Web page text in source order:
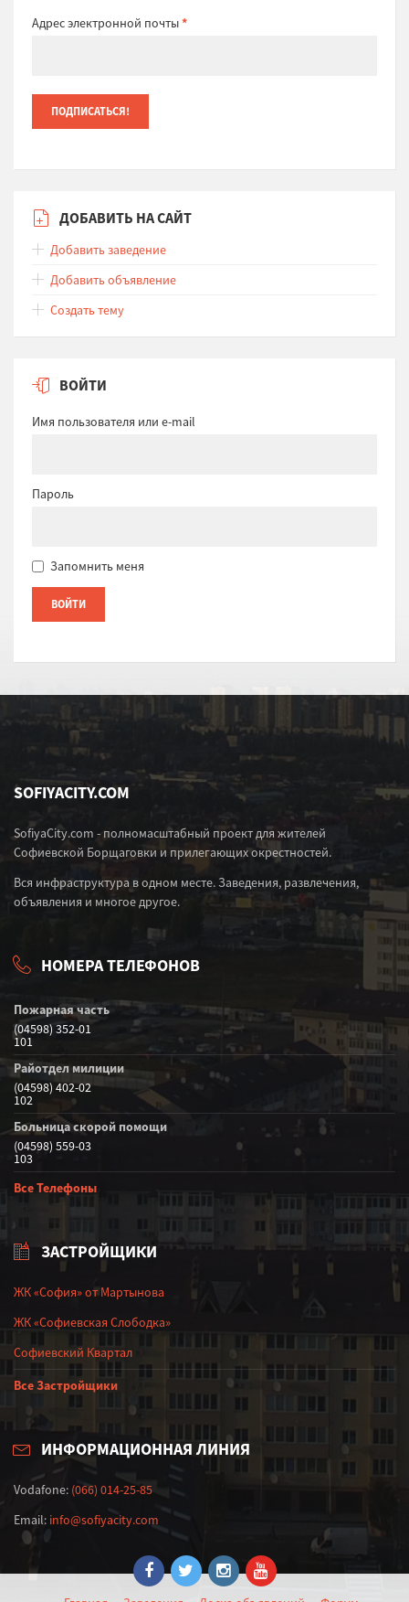
Адрес электронной почты*
ДОБАВИТЬ НА САЙТ
Добавить заведение
Добавить объявление
Создать тему
ВОЙТИ
Имя пользователя или e-mail
Пароль
Запомнить меня
SOFIYACITY.COM
SofiyaCity.com - полномасштабный проект для жителей
Софиевской Борщаговки и прилегающих окрестностей.
Вся инфраструктура в одном месте. Заведения, развлечения,
объявления и многое другое.
НОМЕРА ТЕЛЕФОНОВ
Пожарная часть
(04598) 352-01
101
Райотдел милиции
(04598) 402-02
102
Больница скорой помощи
(04598) 559-03
103
Все Телефоны
ЗАСТРОЙЩИКИ
ЖК «София» от Мартынова
ЖК «Софиевская Слободка»
Софиевский Квартал
Все Застройщики
ИНФОРМАЦИОННАЯ ЛИНИЯ
Vodafone: (066) 014-25-85
Email: info@sofiyacity.com